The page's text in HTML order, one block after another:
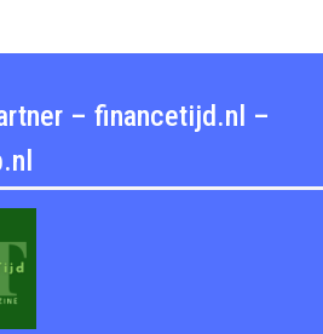
– financetijd.nl –